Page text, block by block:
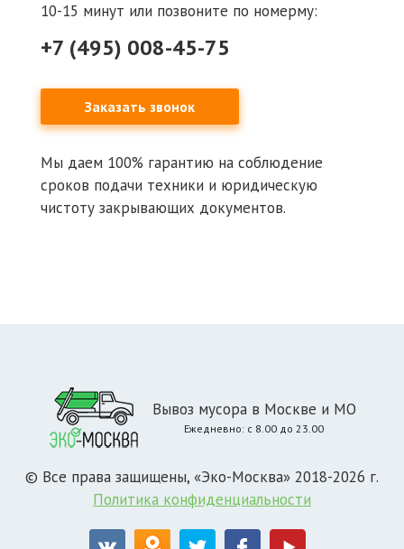
10-15 минут или позвоните по номерму:
+7 (495) 008-45-75
Заказать звонок
Мы даем 100% гарантию на соблюдение
сроков подачи техники и юридическую
чистоту закрывающих документов.
Вывоз мусора в Москве и МО
Ежедневно: с 8.00 до 23.00
© Все права защищены, «Эко-Москва» 2018-2026 г.
Политика конфиденциальности